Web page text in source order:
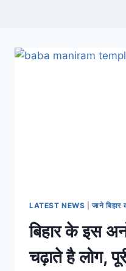
LATEST NEWS |जाने बिहार
बिहार के इस
चढ़ाते है लोग,